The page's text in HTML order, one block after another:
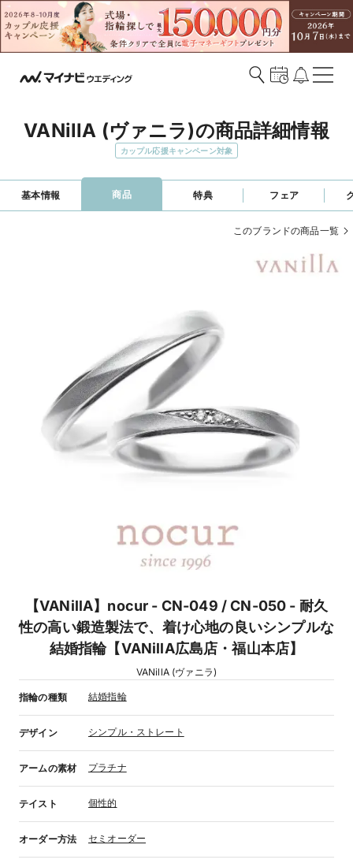
VANillA (ヴァニラ)の商品詳細情報
カップル応援キャンペーン対象
基本情報 商品 特典 フェア
このブランドの商品一覧
【VANillA】nocur - CN-049 / CN-050 - 耐久
性の高い鍛造製法で、着け心地の良いシンプルな
結婚指輪【VANillA広島店・福山本店】
VANillA (ヴァニラ)
指輪の種類 結婚指輪
デザイン シンプル・ストレート
アームの素材 プラチナ
テイスト 個性的
オーダー方法 セミオーダー